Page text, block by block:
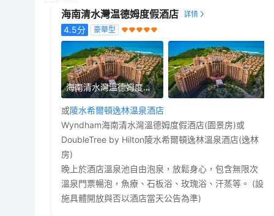
海南清水灣温德姆度假酒店
4.5分 豪華型
海南清水灣溫德姆度假酒店
或陵水希爾頓逸林温泉酒店
Wyndham海南清水灣溫德姆度假酒店(園景房)或
DoubleTree by Hilton陵水希爾頓逸林溫泉酒店(逸林
房)
晚上於酒店溫泉池自由泡泉，放鬆身心，包含無限次
溫泉門票暢泡，魚療、石板浴、玫瑰浴、汗蒸等。 (設
施具體開放與否以酒店當天公告為準)